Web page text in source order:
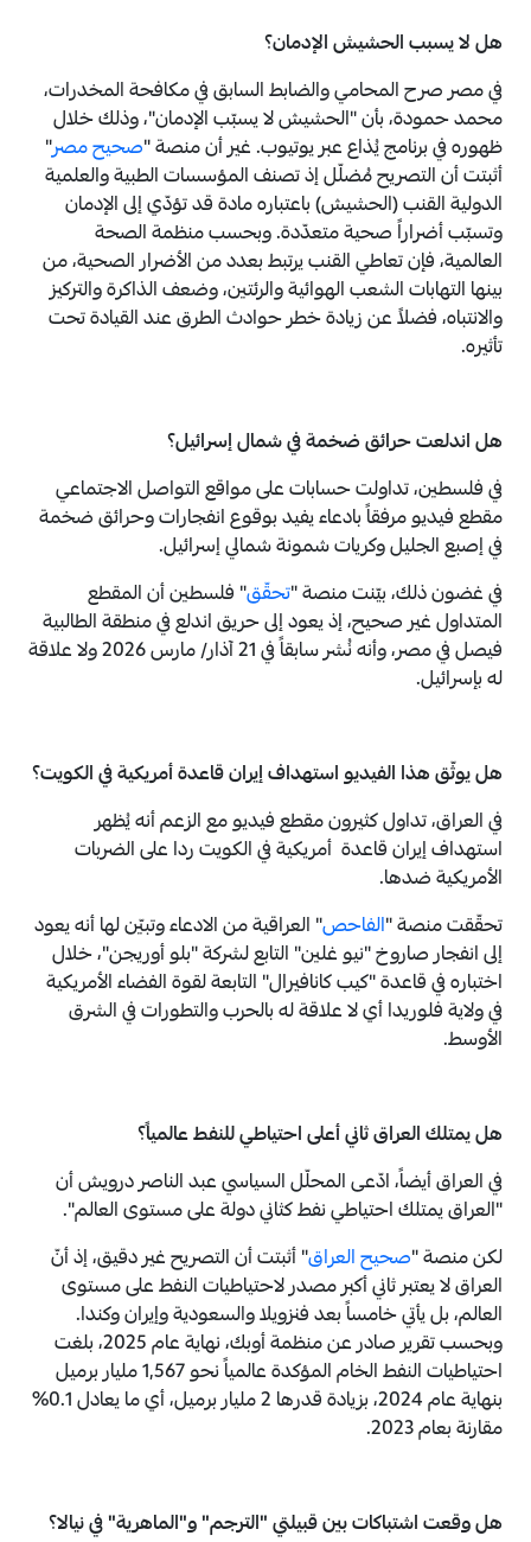
هل لا يسبب الحشيش الإدمان؟
في مصر صرحالمحامي والضابط السابق في مكافحة المخدرات،
محمد حمودة، بأن "الحشيش لا يسبّب الإدمان"، وذلك خلال
ظهوره في برنامج يُذاع عبر يوتيوب. غير أن منصة "صحيح مصر"
أثبتت أنالتصريح مُضلّل إذ تصنف المؤسسات الطبية والعلمية
الدولية القنب (الحشيش) باعتباره مادة قد تؤدّي إلى الإدمان
وتسبّب أضراراً صحية متعدّدة. وبحسب منظمة الصحة
العالمية، فإن تعاطي القنب يرتبط بعدد من الأضرار الصحية، من
بينها التهابات الشعب الهوائية والرئتين، وضعف الذاكرة والتركيز
والانتباه، فضلاً عن زيادة خطر حوادث الطرق عند القيادة تحت
تأثيره.
هل اندلعت حرائق ضخمة في شمال إسرائيل؟
في فلسطين، تداولت حسابات على مواقع التواصل الاجتماعي
مقطع فيديو مرفقاً بادعاء يفيد بوقوع انفجارات وحرائق ضخمة
في إصبع الجليل وكريات شمونة شمالي إسرائيل.
في غضون ذلك، بيّنت منصة "تحقّق" فلسطين أن المقطع
المتداول غير صحيح، إذ يعود إلى حريق اندلع في منطقة الطالبية
فيصل في مصر، وأنه نُشر سابقاً في 21 آذار/ مارس 2026 ولا علاقة
له بإسرائيل.
هل يوثّق هذا الفيديو استهداف إيران قاعدة أمريكية في الكويت؟
في العراق، تداول كثيرون مقطع فيديو مع الزعم أنه يُظهر
استهداف إيران قاعدة أمريكية في الكويت ردا على الضربات
الأمريكية ضدها.
تحقّقت منصة "الفاحص" العراقية من الادعاء وتبيّن لها أنه يعود
إلى انفجار صاروخ "نيو غلين" التابع لشركة "بلو أوريجن"، خلال
اختباره في قاعدة "كيب كانافيرال" التابعة لقوة الفضاء الأمريكية
في ولاية فلوريدا أي لا علاقة له بالحرب والتطورات في الشرق
الأوسط.
هل يمتلك العراق ثاني أعلى احتياطي للنفط عالمياً؟
في العراق أيضاً، ادّعى المحلّل السياسي عبد الناصر درويش أن
"العراق يمتلك احتياطي نفط كثاني دولة على مستوى العالم".
لكن منصة "صحيح العراق" أثبتت أن التصريح غير دقيق، إذ أنّ
العراق لا يعتبر ثاني أكبر مصدر لاحتياطيات النفط على مستوى
العالم، بل يأتي خامساً بعد فنزويلا والسعودية وإيران وكندا.
وبحسب تقرير صادر عن منظمة أوبك، نهاية عام 2025، بلغت
احتياطيات النفط الخام المؤكدة عالمياً نحو 1,567 مليار برميل
بنهاية عام 2024، بزيادة قدرها 2 مليار برميل، أي ما يعادل 0.1%
مقارنة بعام 2023.
هل وقعت اشتباكات بين قبيلتي "الترجم" و"الماهرية" في نيالا؟